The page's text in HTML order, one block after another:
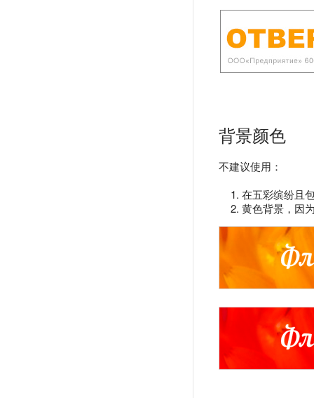
背景颜色
不建议使用：
在五彩缤纷且
黄色背景，因